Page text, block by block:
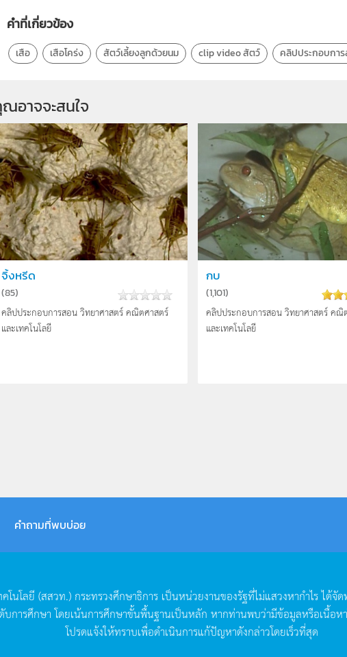
คำที่เกี่ยวข้อง
เสือ เสือโคร่ง สัตว์เลี้ยงลูกด้วยนม clip video สัตว์ คลิปประกอบกา
อาจจะสนใจ
จิ้งหรีด
(85)
คลิปประกอบการสอน วิทยาศาสตร์ คณิตศาสตร์
และเทคโนโลยี
กบ
(1,101)
คลิปประกอบการสอน วิทยาศาสตร์ คณิ
และเทคโนโลยี
คำถามที่พบบ่อย
โนโลยี (สสวท.) กระทรวงศึกษาธิการ เป็นหน่วยงานของรัฐที่ไม่แสวงหากำไรได้จัด
บการศึกษา โดยเน้นการศึกษาขั้นพื้นฐานเป็นหลัก หากท่านพบว่ามีข้อมูลหรือเนื้อห
โปรดแจ้งให้ทราบเพื่อดำเนินการแก้ปัญหาดังกล่าวโดยเร็วที่สุด